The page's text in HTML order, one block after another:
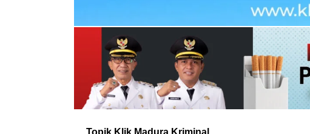
Topik Klik Madura Kriminal